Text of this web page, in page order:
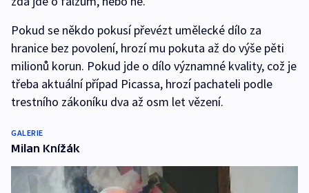
Pokud se někdo pokusí převézt umělecké dílo za
hranice bez povolení, hrozí mu pokuta až do výše pěti
milionů korun. Pokud jde o dílo významné kvality, což je
třeba aktuální případ Picassa, hrozí pachateli podle
trestního zákoníku dva až osm let vězení.
GALERIE
Milan Knížák